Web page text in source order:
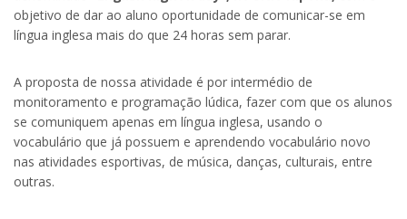
objetivo de dar ao aluno oportunidade de comunicar-se em
língua inglesa mais do que 24 horas sem parar.
A proposta de nossa atividade é por intermédio de
monitoramento e programação lúdica, fazer com que os alunos
se comuniquem apenas em língua inglesa, usando o
vocabulário que já possuem e aprendendo vocabulário novo
nas atividades esportivas, de música, danças, culturais, entre
outras.